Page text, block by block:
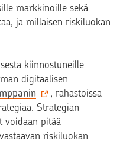
markkinoille sekä
ja millaisen riskiluokan
kiinnostuneille
digitaalisen
, rahastoissa
Strategian
voidaan pitää
riskiluokan